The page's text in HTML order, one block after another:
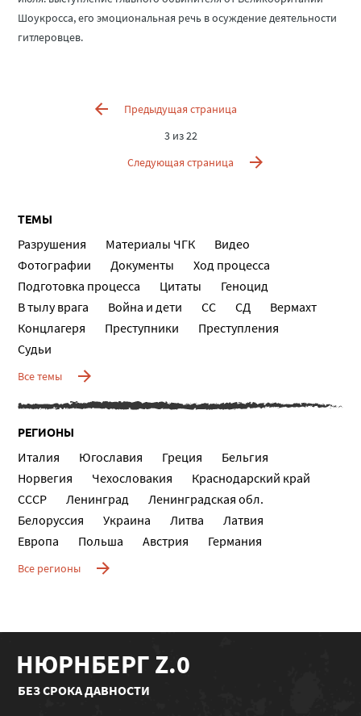
Шоукросса, его эмоциональная речь в осуждение деятельности
гитлеровцев.
Предыдущая страница
3 из 22
Следующая страница
ТЕМЫ
Разрушения Материалы ЧГК
Видео
Фотографии
Документы
Ход процесса
Подготовка процесса
Цитаты
Геноцид
В тылу врага
Война и дети СС СД
Вермахт
Концлагеря
Преступники
Преступления
Судьи
Все темы
РЕГИОНЫ
Италия Югославия Греция
Бельгия
Норвегия
Чехословакия
Краснодарский край
СССР
Ленинград
Ленинградская обл.
Белоруссия
Украина Литва
Латвия
Европа
Польша Австрия Германия
Все регионы
НЮРНБЕРГ Z.0
БЕЗ СРОКА ДАВНОСТИ